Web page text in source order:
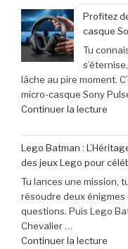
pas
en
juin
:
le
K70
Pro
€
(-
Profitez
casque
Tu
lâche au pire moment.
micro-casque Sony
Continuer la lecture
de
40
€
de
sur
Lego Batman :
des jeux Lego pour
Tu lances une mission,
résoudre deux
questions. Puis Lego
Chevalier …
Continuer la lecture